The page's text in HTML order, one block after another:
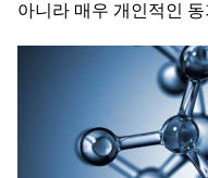
아니라 매우 개인적인